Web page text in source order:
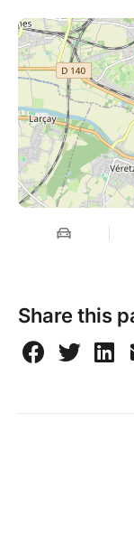
Share this